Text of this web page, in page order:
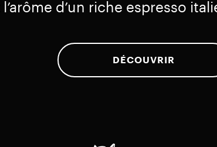
d’un riche espresso
DÉCOUVRIR